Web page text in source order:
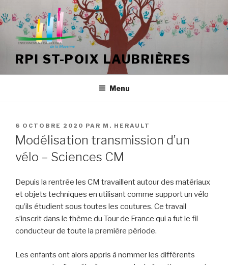
au
contenu
principal
RPI ST-POIX LAUBRIÈRES
Menu
PUBLIÉ
LE
6 OCTOBRE 2020 PAR M. HERAULT
Modélisation transmission d’un
vélo – Sciences CM
Depuis la rentrée les CM travaillent autour des matériaux
et objets techniques en utilisant comme support un vélo
qu’ils étudient sous toutes les coutures. Ce travail
s’inscrit dans le thème du Tour de France qui a fut le fil
conducteur de toute la première période.
Les enfants ont alors appris à nommer les différents